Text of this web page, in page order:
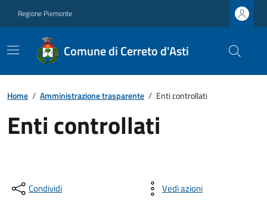
Regione Piemonte
Comune di Cerreto d'Asti
Home / Amministrazione trasparente / Enti controllati
Enti controllati
Condividi Vedi azioni